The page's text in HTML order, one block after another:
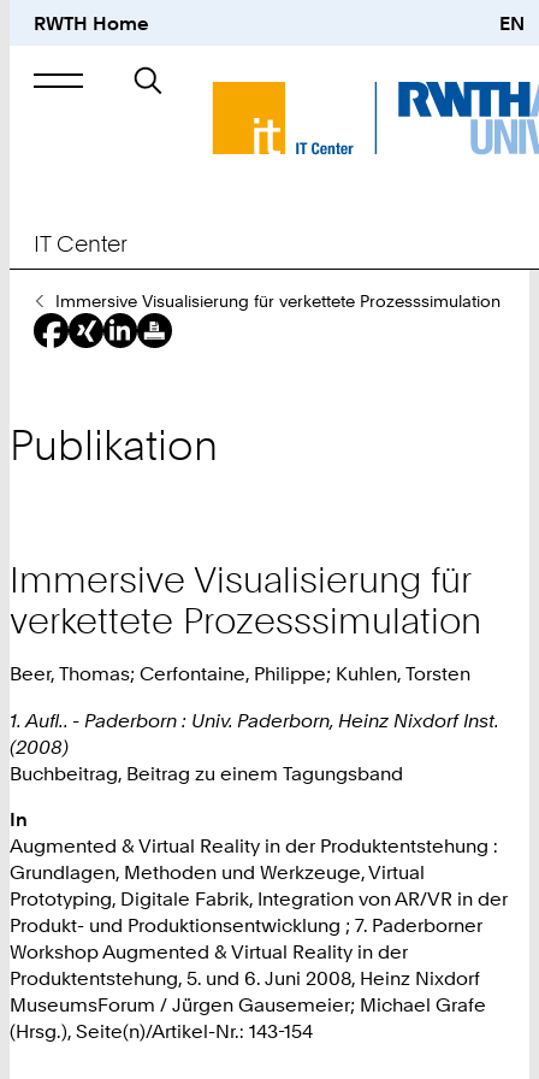
RWTH Home EN
Suche
nach
IT Center
Sie
sind
hier:
Immersive Visualisierung für verkettete Prozesssimulation
Publikation
Immersive Visualisierung für
verkettete Prozesssimulation
Beer, Thomas; Cerfontaine, Philippe; Kuhlen, Torsten
1. Aufl.. - Paderborn : Univ. Paderborn, Heinz Nixdorf Inst.
(2008)
Buchbeitrag, Beitrag zu einem Tagungsband
In
Augmented & Virtual Reality in der Produktentstehung :
Grundlagen, Methoden und Werkzeuge, Virtual
Prototyping, Digitale Fabrik, Integration von AR/VR in der
Produkt- und Produktionsentwicklung ; 7. Paderborner
Workshop Augmented & Virtual Reality in der
Produktentstehung, 5. und 6. Juni 2008, Heinz Nixdorf
MuseumsForum / Jürgen Gausemeier; Michael Grafe
(Hrsg.), Seite(n)/Artikel-Nr.: 143-154